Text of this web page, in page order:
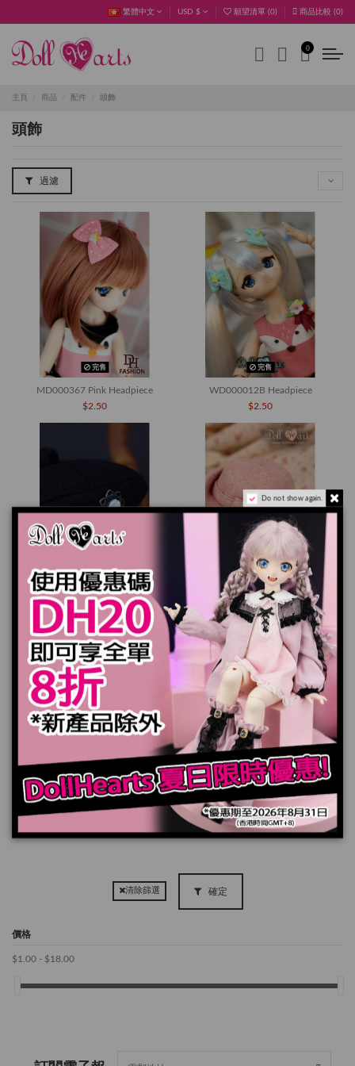
繁體中文 USD $ 願望清單 (0) 商品比較 (0)
0
主頁 商品 配件 頭飾
頭飾
過濾
完售
MD000367 Pink Headpiece
$2.50
完售
WD000012B Headpiece
$2.50
完售
LA000329 Hat
$17.90
完售
LA000331 Hat
$17.90
完售
LA000330 Hat
LA000332 Hat
$17.90
清除篩選 確定
價格
$1.00 - $18.00
Do not show again.